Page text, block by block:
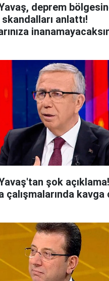
deprem
anlattı!
şok
kavga